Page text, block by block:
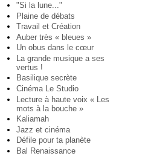
"Si la lune..."
Plaine de débats
Travail et Création
Auber très « bleues »
Un obus dans le cœur
La grande musique a ses
vertus !
Basilique secrète
Cinéma Le Studio
Lecture à haute voix « Les
mots à la bouche »
Kaliamah
Jazz et cinéma
Défile pour ta planète
Bal Renaissance